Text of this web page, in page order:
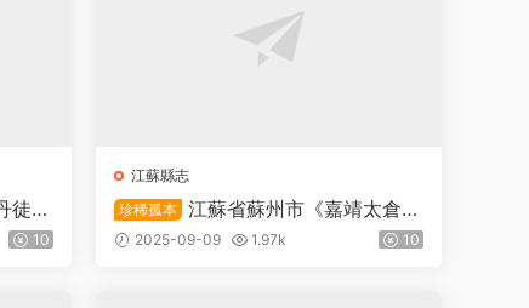
徒縣
10
江蘇縣志
珍稀孤本 江蘇省蘇州市《嘉靖太倉州
志》十卷 明 周士佐修 張寅纂PDF高
2025-09-09 1.97k 10